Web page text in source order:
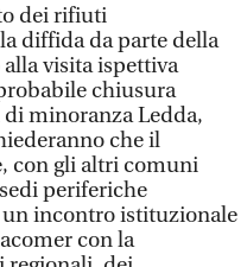
dei rifiuti
diffida da parte della
visita ispettiva
chiusura
di minoranza Ledda,
che il
con gli altri comuni
periferiche
incontro istituzionale
con la